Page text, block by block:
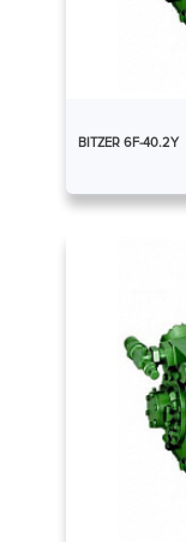
BITZER 6F-40.2Y